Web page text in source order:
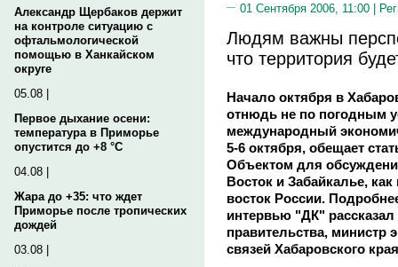
Александр Щербаков держит
на контроле ситуацию с
офтальмологической
помощью в Ханкайском
округе
05.08 |
Первое дыхание осени:
температура в Приморье
опустится до +8 °C
04.08 |
Жара до +35: что ждет
Приморье после тропических
дождей
03.08 |
01 Сентября 2006, 11:00 |
Людям важны
что территория
Начало октября в
отнюдь не по погодным
международный
5-6 октября, обещает
Объектом для
Восток и Забайкалье,
восток России.
интервью "ДК" рассказал
правительства, министр
связей Хабаровского